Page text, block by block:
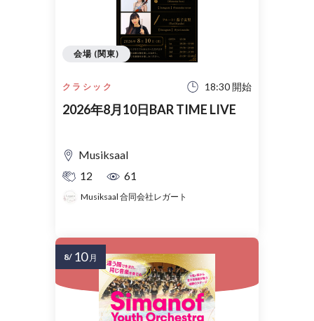
クラシック 18:30 開始
2026年8月10日BAR TIME LIVE
Musiksaal
12
61
Musiksaal 合同会社レガート
会場 (関東)
8/ 10 月